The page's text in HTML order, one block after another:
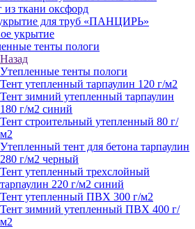
из ткани оксфорд
для труб «ПАНЦИРЬ»
укрытие
тенты пологи
Назад
Утепленные тенты пологи
Тент утепленный тарпаулин 120 г/м2
Тент зимний утепленный тарпаулин
180 г/м2 синий
Тент строительный утепленный 80 г/
м2
Утепленный тент для бетона тарпаулин
280 г/м2 черный
Тент утепленный трехслойный
тарпаулин 220 г/м2 синий
Тент утепленный ПВХ 300 г/м2
Тент зимний утепленный ПВХ 400 г/
м2